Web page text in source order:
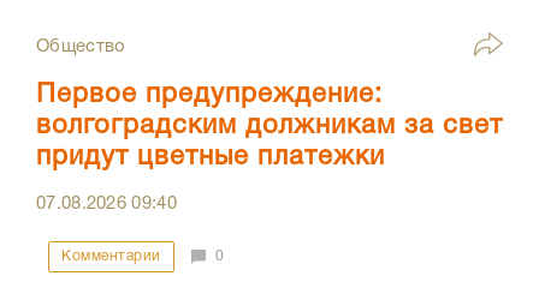
Общество
Первое предупреждение:
волгоградским должникам за свет
придут цветные платежки
07.08.202609:40
Комментарии 0